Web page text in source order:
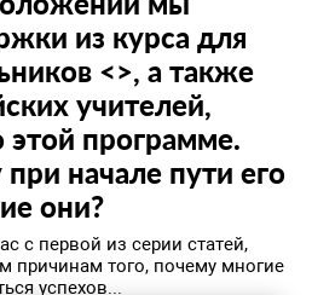
из курса для
<>, а также
учителей,
программе.
начале пути его
они?
с первой из серии статей,
причинам того, почему многие
успехов...